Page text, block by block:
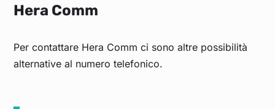
Hera Comm
Per contattare Hera Comm ci sono altre possibilità
alternative al numero telefonico.